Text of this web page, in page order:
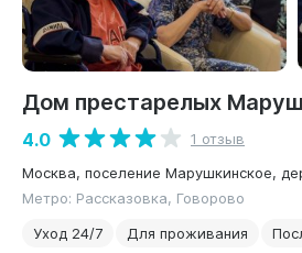
Дом престарелых
4.0
1 отзыв
Москва, поселение Марушкинское,
Метро: Рассказовка, Говорово
Уход 24/7
Для проживания